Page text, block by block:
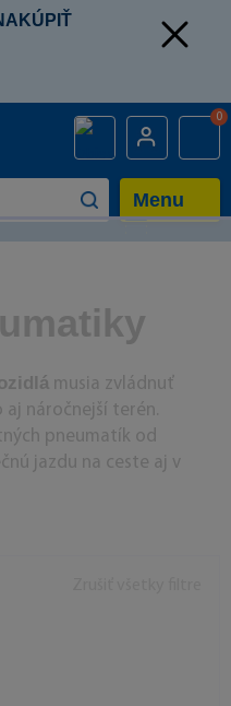
0
Menu
musia zvládnuť
náročnejší terén.
pneumatík od
jazdu na ceste aj v